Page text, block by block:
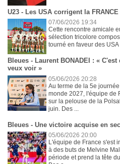
U23 - Les USA corrigent la FRANCE
07/06/2026 19:34
Cette rencontre amicale
sélection tricolore
tourné en faveur des
Bleues - Laurent BONADEI : «
veux voir »
05/06/2026 20:28
Au terme de la 5e
monde 2027, l'équipe de
sur la pelouse de la
juin. Des ...
Bleues - Une victoire acquise en
05/06/2026 20:00
L'équipe de France s'est
à des buts de Melvine
période et prend la tête